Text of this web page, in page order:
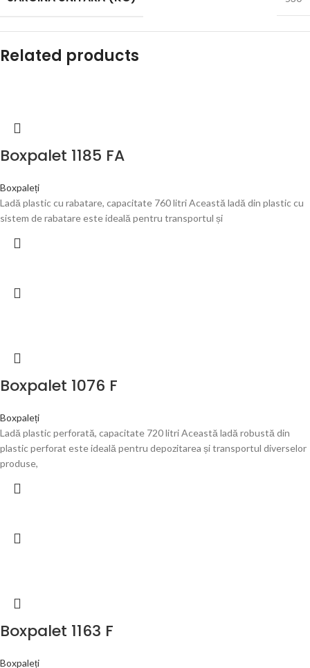
Related products
Boxpalet 1185 FA
Boxpaleți
Ladă plastic cu rabatare, capacitate 760 litri Această ladă din plastic cu
sistem de rabatare este ideală pentru transportul și
Boxpalet 1076 F
Boxpaleți
Ladă plastic perforată, capacitate 720 litri Această ladă robustă din
plastic perforat este ideală pentru depozitarea și transportul diverselor
produse,
Boxpalet 1163 F
Boxpaleți